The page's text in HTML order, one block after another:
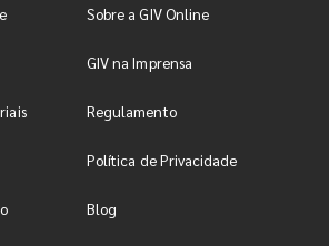
Sobre a GIV Online
GIV na Imprensa
Regulamento
Política de Privacidade
Blog